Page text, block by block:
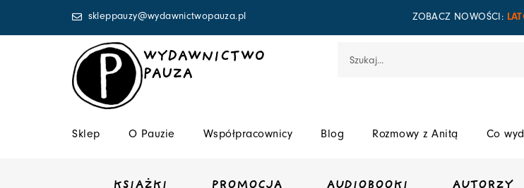
skleppauzy@wydawnictwopauza.pl ZOBACZ NOWOŚCI:
WYDAWNICTWO
PAUZA
Sklep O Pauzie Współpracownicy Blog Rozmowy z Anitą Co